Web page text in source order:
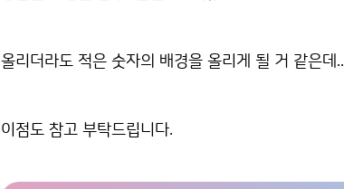
올리더라도 적은 숫자의 배경을 올리게 될 거 같은데..
이점도 참고 부탁드립니다.